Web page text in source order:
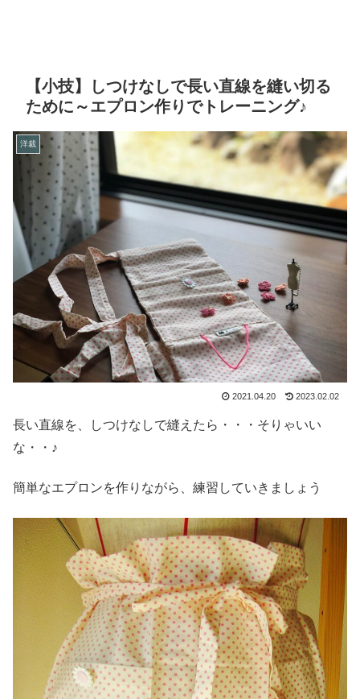
【小技】しつけなしで長い直線を縫い切る
ために～エプロン作りでトレーニング♪
洋裁
2021.04.20 2023.02.02
長い直線を、しつけなしで縫えたら・・・そりゃいい
な・・♪
簡単なエプロンを作りながら、練習していきましょう